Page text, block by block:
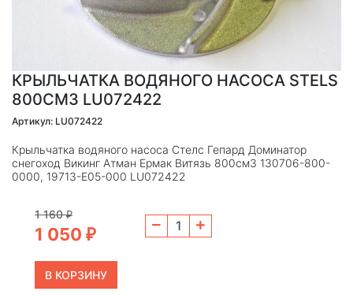
КРЫЛЬЧАТКА ВОДЯНОГО НАСОСА STELS
800СМ3 LU072422
Артикул: LU072422
Крыльчатка водяного насоса Стелс Гепард Доминатор
снегоход Викинг Атман Ермак Витязь 800см3 130706-800-
0000, 19713-E05-000 LU072422
1 160₽
1 050 ₽